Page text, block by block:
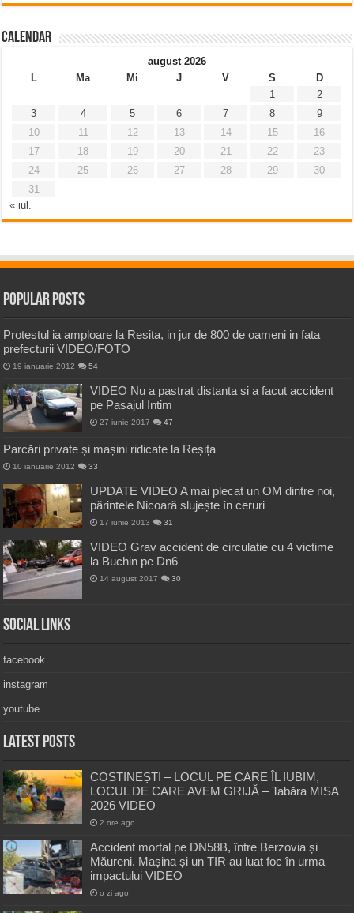
Calendar
august 2026
L
Ma Mi J V S
D
1
2
3
4 5 6 7 8
9
10
11 12 13 14 15
16
17
18 19 20 21 22
23
24
25 26 27 28 29
30
31
« iul.
Popular Posts
Protestul ia amploare la Resita, in jur de 800 de oameni in fata
prefecturii VIDEO/FOTO
19 ianuarie 2012 54
VIDEO Nu a pastrat distanta si a facut accident
pe Pasajul Intim
27 iunie 2017 47
Parcări private și mașini ridicate la Reșița
10 ianuarie 2012 33
UPDATE VIDEO A mai plecat un OM dintre noi,
părintele Nicoară slujește în ceruri
17 iunie 2013 31
VIDEO Grav accident de circulatie cu 4 victime
la Buchin pe Dn6
14 august 2017 30
Social Links
facebook
instagram
youtube
Latest Posts
COSTINEȘTI – LOCUL PE CARE ÎL IUBIM,
LOCUL DE CARE AVEM GRIJĂ – Tabăra MISA
2026 VIDEO
2 ore ago
Accident mortal pe DN58B, între Berzovia și
Măureni. Mașina și un TIR au luat foc în urma
impactului VIDEO
o zi ago